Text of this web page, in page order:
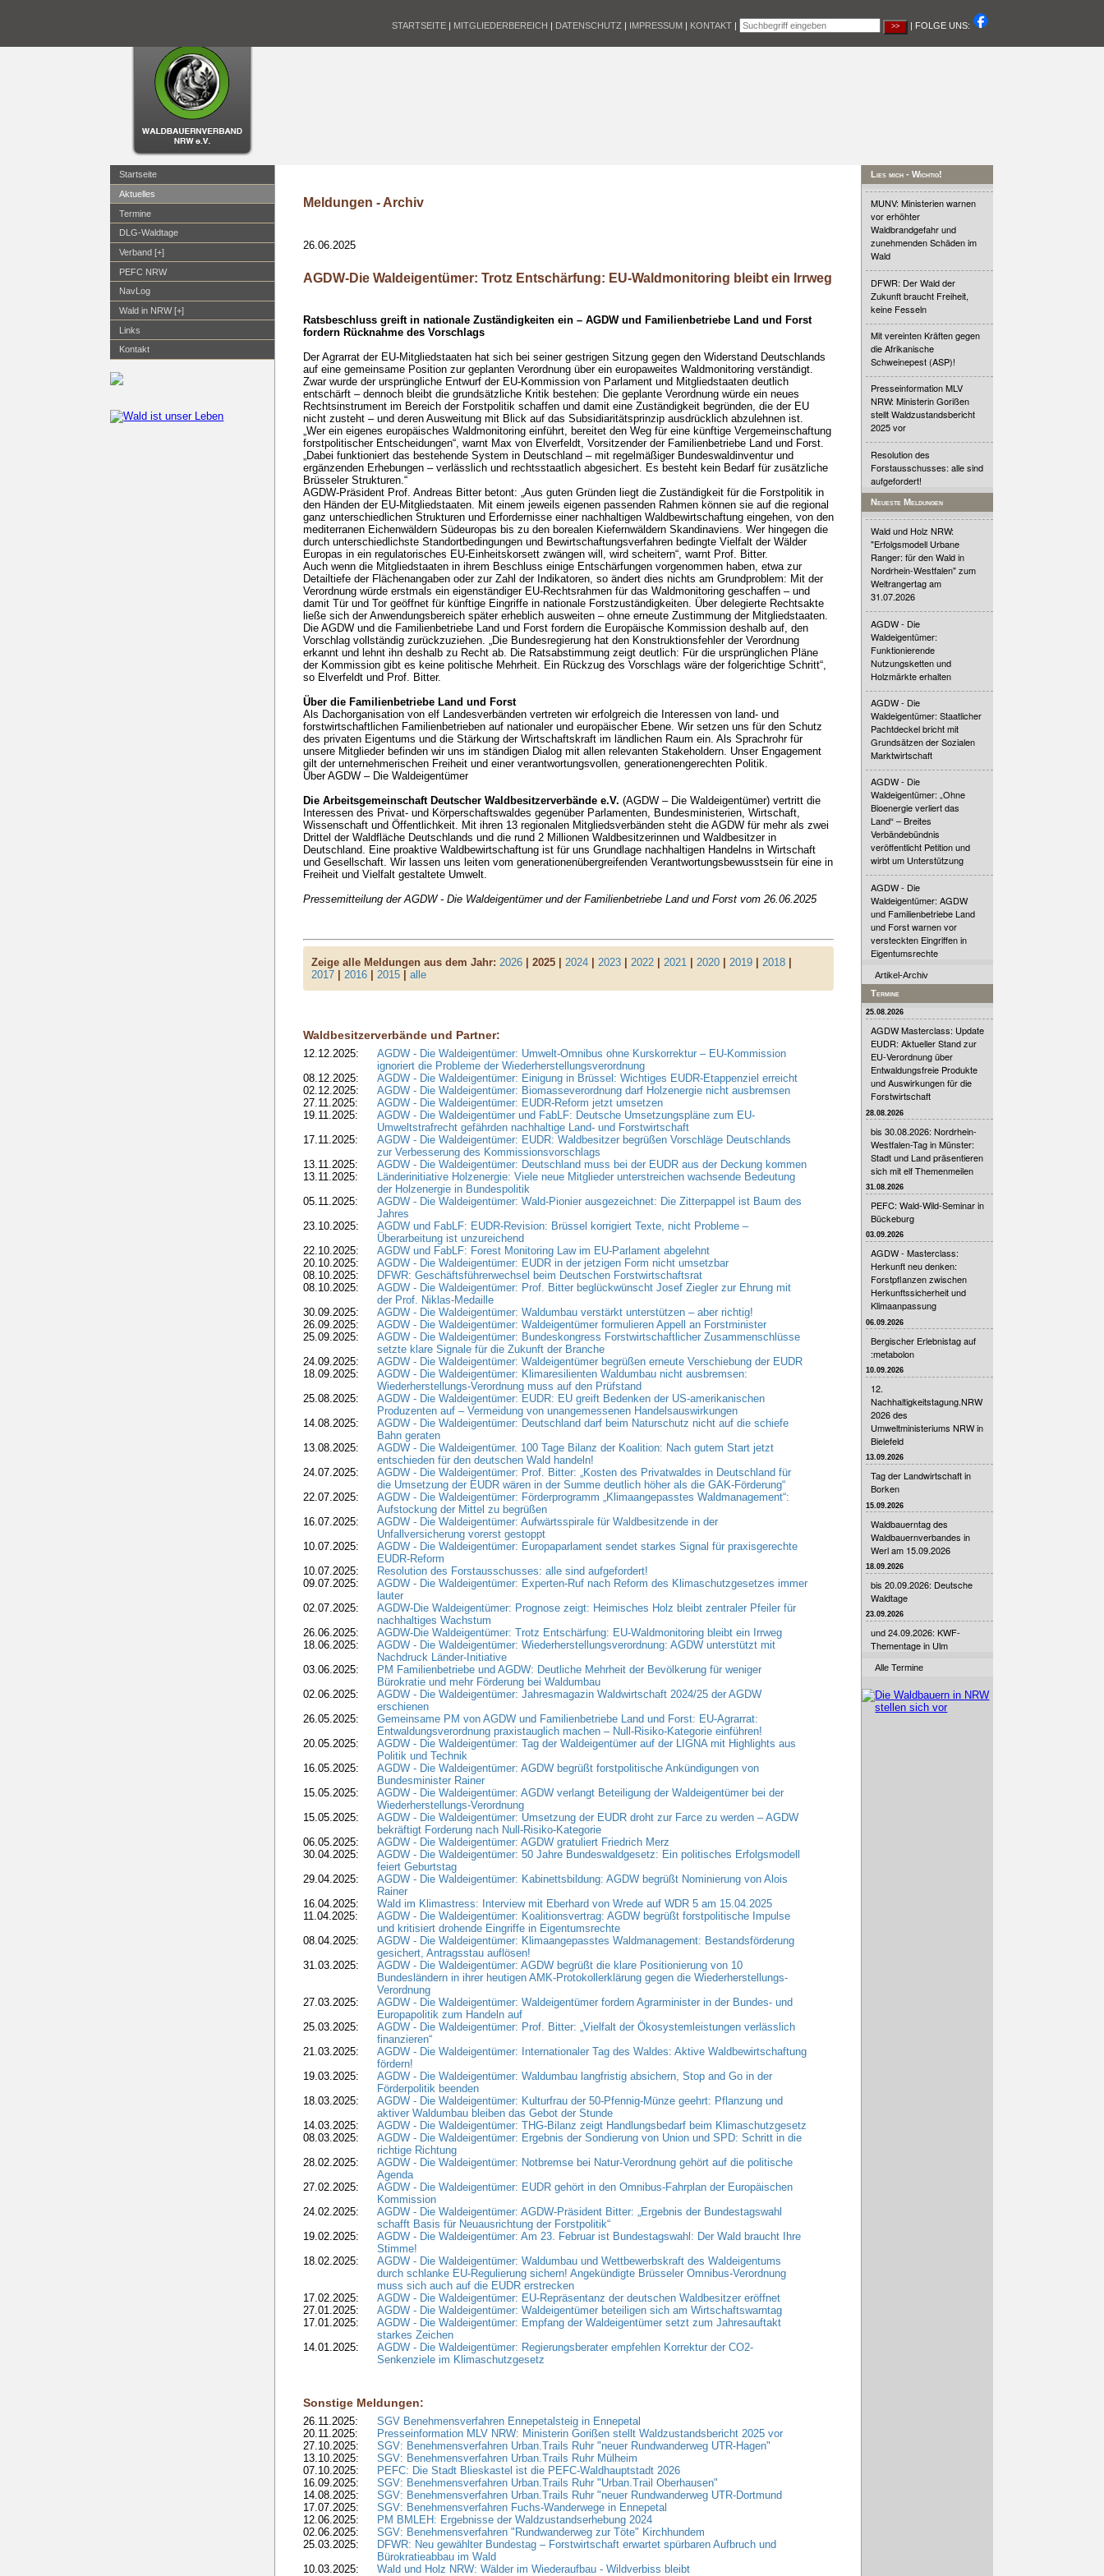
STARTSEITE | MITGLIEDERBEREICH | DATENSCHUTZ | IMPRESSUM | KONTAKT | | FOLGE UNS:
Startseite
Aktuelles
Termine
DLG-Waldtage
Verband [+]
PEFC NRW
NavLog
Wald in NRW [+]
Links
Kontakt
Meldungen - Archiv
26.06.2025
AGDW-Die Waldeigentümer: Trotz Entschärfung: EU-Waldmonitoring bleibt ein Irrweg
Ratsbeschluss greift in nationale Zuständigkeiten ein – AGDW und Familienbetriebe Land und Forst
fordern Rücknahme des Vorschlags
Der Agrarrat der EU-Mitgliedstaaten hat sich bei seiner gestrigen Sitzung gegen den Widerstand Deutschlands
auf eine gemeinsame Position zur geplanten Verordnung über ein europaweites Waldmonitoring verständigt.
Zwar wurde der ursprüngliche Entwurf der EU-Kommission von Parlament und Mitgliedstaaten deutlich
entschärft – dennoch bleibt die grundsätzliche Kritik bestehen: Die geplante Verordnung würde ein neues
Rechtsinstrument im Bereich der Forstpolitik schaffen und damit eine Zuständigkeit begründen, die der EU
nicht zusteht – und deren Ausweitung mit Blick auf das Subsidiaritätsprinzip ausdrücklich abzulehnen ist.
„Wer ein eigenes europäisches Waldmonitoring einführt, bereitet den Weg für eine künftige Vergemeinschaftung
forstpolitischer Entscheidungen“, warnt Max von Elverfeldt, Vorsitzender der Familienbetriebe Land und Forst.
„Dabei funktioniert das bestehende System in Deutschland – mit regelmäßiger Bundeswaldinventur und
ergänzenden Erhebungen – verlässlich und rechtsstaatlich abgesichert. Es besteht kein Bedarf für zusätzliche
Brüsseler Strukturen.“
AGDW-Präsident Prof. Andreas Bitter betont: „Aus guten Gründen liegt die Zuständigkeit für die Forstpolitik in
den Händen der EU-Mitgliedstaaten. Mit einem jeweils eigenen passenden Rahmen können sie auf die regional
ganz unterschiedlichen Strukturen und Erfordernisse einer nachhaltigen Waldbewirtschaftung eingehen, von den
mediterranen Eichenwäldern Südeuropas bis zu den borealen Kiefernwäldern Skandinaviens. Wer hingegen die
durch unterschiedlichste Standortbedingungen und Bewirtschaftungsverfahren bedingte Vielfalt der Wälder
Europas in ein regulatorisches EU-Einheitskorsett zwängen will, wird scheitern“, warnt Prof. Bitter.
Auch wenn die Mitgliedstaaten in ihrem Beschluss einige Entschärfungen vorgenommen haben, etwa zur
Detailtiefe der Flächenangaben oder zur Zahl der Indikatoren, so ändert dies nichts am Grundproblem: Mit der
Verordnung würde erstmals ein eigenständiger EU-Rechtsrahmen für das Waldmonitoring geschaffen – und
damit Tür und Tor geöffnet für künftige Eingriffe in nationale Forstzuständigkeiten. Über delegierte Rechtsakte
ließe sich der Anwendungsbereich später erheblich ausweiten – ohne erneute Zustimmung der Mitgliedstaaten.
Die AGDW und die Familienbetriebe Land und Forst fordern die Europäische Kommission deshalb auf, den
Vorschlag vollständig zurückzuziehen. „Die Bundesregierung hat den Konstruktionsfehler der Verordnung
erkannt und lehnt ihn deshalb zu Recht ab. Die Ratsabstimmung zeigt deutlich: Für die ursprünglichen Pläne
der Kommission gibt es keine politische Mehrheit. Ein Rückzug des Vorschlags wäre der folgerichtige Schritt“,
so Elverfeldt und Prof. Bitter.
Über die Familienbetriebe Land und Forst
Als Dachorganisation von elf Landesverbänden vertreten wir erfolgreich die Interessen von land- und
forstwirtschaftlichen Familienbetrieben auf nationaler und europäischer Ebene. Wir setzen uns für den Schutz
des privaten Eigentums und die Stärkung der Wirtschaftskraft im ländlichen Raum ein. Als Sprachrohr für
unsere Mitglieder befinden wir uns im ständigen Dialog mit allen relevanten Stakeholdern. Unser Engagement
gilt der unternehmerischen Freiheit und einer verantwortungsvollen, generationengerechten Politik.
Über AGDW – Die Waldeigentümer
Die Arbeitsgemeinschaft Deutscher Waldbesitzerverbände e.V. (AGDW – Die Waldeigentümer) vertritt die
Interessen des Privat- und Körperschaftswaldes gegenüber Parlamenten, Bundesministerien, Wirtschaft,
Wissenschaft und Öffentlichkeit. Mit ihren 13 regionalen Mitgliedsverbänden steht die AGDW für mehr als zwei
Drittel der Waldfläche Deutschlands und die rund 2 Millionen Waldbesitzerinnen und Waldbesitzer in
Deutschland. Eine proaktive Waldbewirtschaftung ist für uns Grundlage nachhaltigen Handelns in Wirtschaft
und Gesellschaft. Wir lassen uns leiten vom generationenübergreifenden Verantwortungsbewusstsein für eine in
Freiheit und Vielfalt gestaltete Umwelt.
Pressemitteilung der AGDW - Die Waldeigentümer und der Familienbetriebe Land und Forst vom 26.06.2025
Zeige alle Meldungen aus dem Jahr: 2026| 2025 | 2024| 2023| 2022| 2021| 2020| 2019| 2018|
2017| 2016| 2015| alle
Waldbesitzerverbände und Partner:
12.12.2025:
AGDW - Die Waldeigentümer: Umwelt-Omnibus ohne Kurskorrektur – EU-Kommission
ignoriert die Probleme der Wiederherstellungsverordnung
08.12.2025:
AGDW - Die Waldeigentümer: Einigung in Brüssel: Wichtiges EUDR-Etappenziel erreicht
02.12.2025:
AGDW - Die Waldeigentümer: Biomasseverordnung darf Holzenergie nicht ausbremsen
27.11.2025:
AGDW - Die Waldeigentümer: EUDR-Reform jetzt umsetzen
19.11.2025:
AGDW - Die Waldeigentümer und FabLF: Deutsche Umsetzungspläne zum EU-
Umweltstrafrecht gefährden nachhaltige Land- und Forstwirtschaft
17.11.2025:
AGDW - Die Waldeigentümer: EUDR: Waldbesitzer begrüßen Vorschläge Deutschlands
zur Verbesserung des Kommissionsvorschlags
13.11.2025:
AGDW - Die Waldeigentümer: Deutschland muss bei der EUDR aus der Deckung kommen
13.11.2025:
Länderinitiative Holzenergie: Viele neue Mitglieder unterstreichen wachsende Bedeutung
der Holzenergie in Bundespolitik
05.11.2025:
AGDW - Die Waldeigentümer: Wald-Pionier ausgezeichnet: Die Zitterpappel ist Baum des
Jahres
23.10.2025:
AGDW und FabLF: EUDR-Revision: Brüssel korrigiert Texte, nicht Probleme –
Überarbeitung ist unzureichend
22.10.2025:
AGDW und FabLF: Forest Monitoring Law im EU-Parlament abgelehnt
20.10.2025:
AGDW - Die Waldeigentümer: EUDR in der jetzigen Form nicht umsetzbar
08.10.2025:
DFWR: Geschäftsführerwechsel beim Deutschen Forstwirtschaftsrat
08.10.2025:
AGDW - Die Waldeigentümer: Prof. Bitter beglückwünscht Josef Ziegler zur Ehrung mit
der Prof. Niklas-Medaille
30.09.2025:
AGDW - Die Waldeigentümer: Waldumbau verstärkt unterstützen – aber richtig!
26.09.2025:
AGDW - Die Waldeigentümer: Waldeigentümer formulieren Appell an Forstminister
25.09.2025:
AGDW - Die Waldeigentümer: Bundeskongress Forstwirtschaftlicher Zusammenschlüsse
setzte klare Signale für die Zukunft der Branche
24.09.2025:
AGDW - Die Waldeigentümer: Waldeigentümer begrüßen erneute Verschiebung der EUDR
18.09.2025:
AGDW - Die Waldeigentümer: Klimaresilienten Waldumbau nicht ausbremsen:
Wiederherstellungs-Verordnung muss auf den Prüfstand
25.08.2025:
AGDW - Die Waldeigentümer: EUDR: EU greift Bedenken der US-amerikanischen
Produzenten auf – Vermeidung von unangemessenen Handelsauswirkungen
14.08.2025:
AGDW - Die Waldeigentümer: Deutschland darf beim Naturschutz nicht auf die schiefe
Bahn geraten
13.08.2025:
AGDW - Die Waldeigentümer. 100 Tage Bilanz der Koalition: Nach gutem Start jetzt
entschieden für den deutschen Wald handeln!
24.07.2025:
AGDW - Die Waldeigentümer: Prof. Bitter: „Kosten des Privatwaldes in Deutschland für
die Umsetzung der EUDR wären in der Summe deutlich höher als die GAK-Förderung“
22.07.2025:
AGDW - Die Waldeigentümer: Förderprogramm „Klimaangepasstes Waldmanagement“:
Aufstockung der Mittel zu begrüßen
16.07.2025:
AGDW - Die Waldeigentümer: Aufwärtsspirale für Waldbesitzende in der
Unfallversicherung vorerst gestoppt
10.07.2025:
AGDW - Die Waldeigentümer: Europaparlament sendet starkes Signal für praxisgerechte
EUDR-Reform
10.07.2025:
Resolution des Forstausschusses: alle sind aufgefordert!
09.07.2025:
AGDW - Die Waldeigentümer: Experten-Ruf nach Reform des Klimaschutzgesetzes immer
lauter
02.07.2025:
AGDW-Die Waldeigentümer: Prognose zeigt: Heimisches Holz bleibt zentraler Pfeiler für
nachhaltiges Wachstum
26.06.2025:
AGDW-Die Waldeigentümer: Trotz Entschärfung: EU-Waldmonitoring bleibt ein Irrweg
18.06.2025:
AGDW - Die Waldeigentümer: Wiederherstellungsverordnung: AGDW unterstützt mit
Nachdruck Länder-Initiative
03.06.2025:
PM Familienbetriebe und AGDW: Deutliche Mehrheit der Bevölkerung für weniger
Bürokratie und mehr Förderung bei Waldumbau
02.06.2025:
AGDW - Die Waldeigentümer: Jahresmagazin Waldwirtschaft 2024/25 der AGDW
erschienen
26.05.2025:
Gemeinsame PM von AGDW und Familienbetriebe Land und Forst: EU-Agrarrat:
Entwaldungsverordnung praxistauglich machen – Null-Risiko-Kategorie einführen!
20.05.2025:
AGDW - Die Waldeigentümer: Tag der Waldeigentümer auf der LIGNA mit Highlights aus
Politik und Technik
16.05.2025:
AGDW - Die Waldeigentümer: AGDW begrüßt forstpolitische Ankündigungen von
Bundesminister Rainer
15.05.2025:
AGDW - Die Waldeigentümer: AGDW verlangt Beteiligung der Waldeigentümer bei der
Wiederherstellungs-Verordnung
15.05.2025:
AGDW - Die Waldeigentümer: Umsetzung der EUDR droht zur Farce zu werden – AGDW
bekräftigt Forderung nach Null-Risiko-Kategorie
06.05.2025:
AGDW - Die Waldeigentümer: AGDW gratuliert Friedrich Merz
30.04.2025:
AGDW - Die Waldeigentümer: 50 Jahre Bundeswaldgesetz: Ein politisches Erfolgsmodell
feiert Geburtstag
29.04.2025:
AGDW - Die Waldeigentümer: Kabinettsbildung: AGDW begrüßt Nominierung von Alois
Rainer
16.04.2025:
Wald im Klimastress: Interview mit Eberhard von Wrede auf WDR 5 am 15.04.2025
11.04.2025:
AGDW - Die Waldeigentümer: Koalitionsvertrag: AGDW begrüßt forstpolitische Impulse
und kritisiert drohende Eingriffe in Eigentumsrechte
08.04.2025:
AGDW - Die Waldeigentümer: Klimaangepasstes Waldmanagement: Bestandsförderung
gesichert, Antragsstau auflösen!
31.03.2025:
AGDW - Die Waldeigentümer: AGDW begrüßt die klare Positionierung von 10
Bundesländern in ihrer heutigen AMK-Protokollerklärung gegen die Wiederherstellungs-
Verordnung
27.03.2025:
AGDW - Die Waldeigentümer: Waldeigentümer fordern Agrarminister in der Bundes- und
Europapolitik zum Handeln auf
25.03.2025:
AGDW - Die Waldeigentümer: Prof. Bitter: „Vielfalt der Ökosystemleistungen verlässlich
finanzieren“
21.03.2025:
AGDW - Die Waldeigentümer: Internationaler Tag des Waldes: Aktive Waldbewirtschaftung
fördern!
19.03.2025:
AGDW - Die Waldeigentümer: Waldumbau langfristig absichern, Stop and Go in der
Förderpolitik beenden
18.03.2025:
AGDW - Die Waldeigentümer: Kulturfrau der 50-Pfennig-Münze geehrt: Pflanzung und
aktiver Waldumbau bleiben das Gebot der Stunde
14.03.2025:
AGDW - Die Waldeigentümer: THG-Bilanz zeigt Handlungsbedarf beim Klimaschutzgesetz
08.03.2025:
AGDW - Die Waldeigentümer: Ergebnis der Sondierung von Union und SPD: Schritt in die
richtige Richtung
28.02.2025:
AGDW - Die Waldeigentümer: Notbremse bei Natur-Verordnung gehört auf die politische
Agenda
27.02.2025:
AGDW - Die Waldeigentümer: EUDR gehört in den Omnibus-Fahrplan der Europäischen
Kommission
24.02.2025:
AGDW - Die Waldeigentümer: AGDW-Präsident Bitter: „Ergebnis der Bundestagswahl
schafft Basis für Neuausrichtung der Forstpolitik“
19.02.2025:
AGDW - Die Waldeigentümer: Am 23. Februar ist Bundestagswahl: Der Wald braucht Ihre
Stimme!
18.02.2025:
AGDW - Die Waldeigentümer: Waldumbau und Wettbewerbskraft des Waldeigentums
durch schlanke EU-Regulierung sichern! Angekündigte Brüsseler Omnibus-Verordnung
muss sich auch auf die EUDR erstrecken
17.02.2025:
AGDW - Die Waldeigentümer: EU-Repräsentanz der deutschen Waldbesitzer eröffnet
27.01.2025:
AGDW - Die Waldeigentümer: Waldeigentümer beteiligen sich am Wirtschaftswarntag
17.01.2025:
AGDW - Die Waldeigentümer: Empfang der Waldeigentümer setzt zum Jahresauftakt
starkes Zeichen
14.01.2025:
AGDW - Die Waldeigentümer: Regierungsberater empfehlen Korrektur der CO2-
Senkenziele im Klimaschutzgesetz
Sonstige Meldungen:
26.11.2025:
SGV Benehmensverfahren Ennepetalsteig in Ennepetal
20.11.2025:
Presseinformation MLV NRW: Ministerin Gorißen stellt Waldzustandsbericht 2025 vor
27.10.2025:
SGV: Benehmensverfahren Urban.Trails Ruhr "neuer Rundwanderweg UTR-Hagen"
13.10.2025:
SGV: Benehmensverfahren Urban.Trails Ruhr Mülheim
07.10.2025:
PEFC: Die Stadt Blieskastel ist die PEFC-Waldhauptstadt 2026
16.09.2025:
SGV: Benehmensverfahren Urban.Trails Ruhr "Urban.Trail Oberhausen"
14.08.2025:
SGV: Benehmensverfahren Urban.Trails Ruhr "neuer Rundwanderweg UTR-Dortmund
17.07.2025:
SGV: Benehmensverfahren Fuchs-Wanderwege in Ennepetal
12.06.2025:
PM BMLEH: Ergebnisse der Waldzustandserhebung 2024
02.06.2025:
SGV: Benehmensverfahren "Rundwanderweg zur Töte" Kirchhundem
25.03.2025:
DFWR: Neu gewählter Bundestag – Forstwirtschaft erwartet spürbaren Aufbruch und
Bürokratieabbau im Wald
10.03.2025:
Wald und Holz NRW: Wälder im Wiederaufbau - Wildverbiss bleibt
Lies mich - Wichtig!
MUNV: Ministerien warnen
vor erhöhter
Waldbrandgefahr und
zunehmenden Schäden im
Wald
DFWR: Der Wald der
Zukunft braucht Freiheit,
keine Fesseln
Mit vereinten Kräften gegen
die Afrikanische
Schweinepest (ASP)!
Presseinformation MLV
NRW: Ministerin Gorißen
stellt Waldzustandsbericht
2025 vor
Resolution des
Forstausschusses: alle sind
aufgefordert!
Neueste Meldungen
Wald und Holz NRW:
"Erfolgsmodell Urbane
Ranger: für den Wald in
Nordrhein-Westfalen" zum
Weltrangertag am
31.07.2026
AGDW - Die
Waldeigentümer:
Funktionierende
Nutzungsketten und
Holzmärkte erhalten
AGDW - Die
Waldeigentümer: Staatlicher
Pachtdeckel bricht mit
Grundsätzen der Sozialen
Marktwirtschaft
AGDW - Die
Waldeigentümer: „Ohne
Bioenergie verliert das
Land“ – Breites
Verbändebündnis
veröffentlicht Petition und
wirbt um Unterstützung
AGDW - Die
Waldeigentümer: AGDW
und Familienbetriebe Land
und Forst warnen vor
versteckten Eingriffen in
Eigentumsrechte
Artikel-Archiv
Termine
25.08.2026
AGDW Masterclass: Update
EUDR: Aktueller Stand zur
EU-Verordnung über
Entwaldungsfreie Produkte
und Auswirkungen für die
Forstwirtschaft
28.08.2026
bis 30.08.2026: Nordrhein-
Westfalen-Tag in Münster:
Stadt und Land präsentieren
sich mit elf Themenmeilen
31.08.2026
PEFC: Wald-Wild-Seminar in
Bückeburg
03.09.2026
AGDW - Masterclass:
Herkunft neu denken:
Forstpflanzen zwischen
Herkunftssicherheit und
Klimaanpassung
06.09.2026
Bergischer Erlebnistag auf
:metabolon
10.09.2026
12.
Nachhaltigkeitstagung.NRW
2026 des
Umweltministeriums NRW in
Bielefeld
13.09.2026
Tag der Landwirtschaft in
Borken
15.09.2026
Waldbauerntag des
Waldbauernverbandes in
Werl am 15.09.2026
18.09.2026
bis 20.09.2026: Deutsche
Waldtage
23.09.2026
und 24.09.2026: KWF-
Thementage in Ulm
Alle Termine